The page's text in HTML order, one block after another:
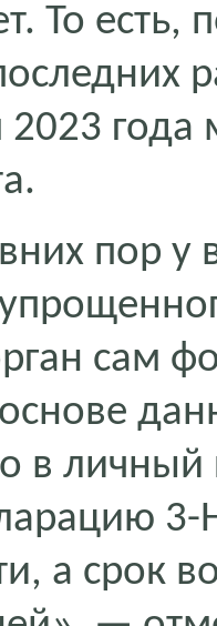
То есть,
2023
пор
сам
в
3-
а срок